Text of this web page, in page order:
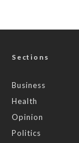
Sections
Business
Health
Opinion
Politics